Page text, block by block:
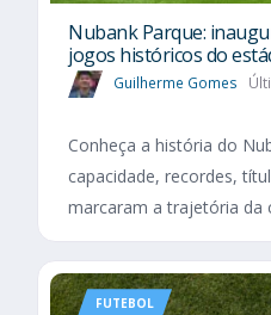
Nubank Parque:
jogos históricos do
Guilherme Gomes
Conheça a história do
capacidade, recordes,
marcaram a trajetória da
FUTEBOL